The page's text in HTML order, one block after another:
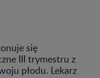
się
III trymestru z
płodu. Lekarz